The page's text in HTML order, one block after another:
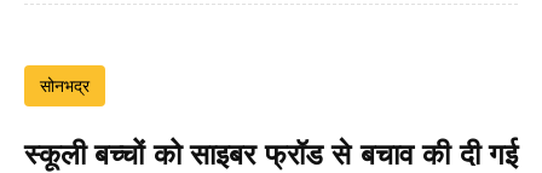
सोनभद्र
स्कूली बच्चों को साइबर फ्रॉड से बचाव की दी गई